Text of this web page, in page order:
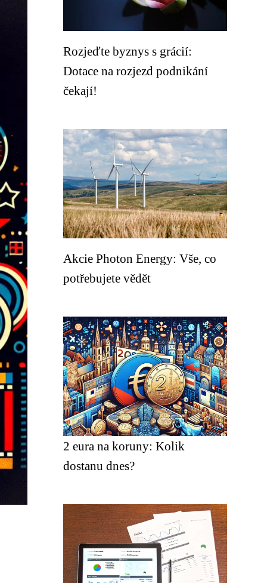
Rozjeďte byznys s grácií:
Dotace na rozjezd podnikání
čekají!
Akcie Photon Energy: Vše, co
potřebujete vědět
2 eura na koruny: Kolik
dostanu dnes?